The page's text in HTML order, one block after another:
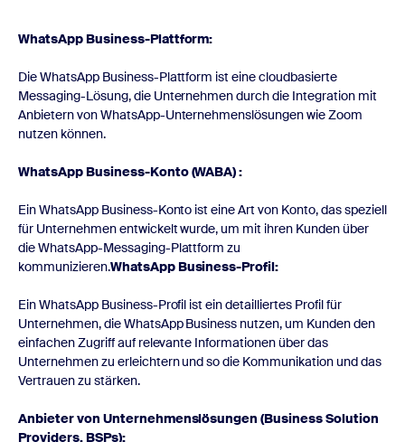
WhatsApp Business-Plattform:
Die WhatsApp Business-Plattform ist eine cloudbasierte
Messaging-Lösung, die Unternehmen durch die Integration mit
Anbietern von WhatsApp-Unternehmenslösungen wie Zoom
nutzen können.
WhatsApp Business-Konto (WABA) :
Ein WhatsApp Business-Konto ist eine Art von Konto, das speziell
für Unternehmen entwickelt wurde, um mit ihren Kunden über
die WhatsApp-Messaging-Plattform zu
kommunizieren.WhatsApp Business-Profil:
Ein WhatsApp Business-Profil ist ein detailliertes Profil für
Unternehmen, die WhatsApp Business nutzen, um Kunden den
einfachen Zugriff auf relevante Informationen über das
Unternehmen zu erleichtern und so die Kommunikation und das
Vertrauen zu stärken.
Anbieter von Unternehmenslösungen (Business Solution
Providers, BSPs):